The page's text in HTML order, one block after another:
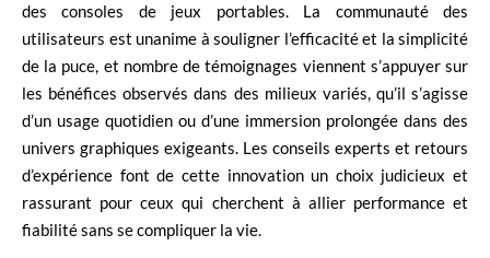
des consoles de jeux portables. La communauté des
utilisateurs est unanime à souligner l’efficacité et la simplicité
de la puce, et nombre de témoignages viennent s’appuyer sur
les bénéfices observés dans des milieux variés, qu’il s’agisse
d’un usage quotidien ou d’une immersion prolongée dans des
univers graphiques exigeants. Les conseils experts et retours
d’expérience font de cette innovation un choix judicieux et
rassurant pour ceux qui cherchent à allier performance et
fiabilité sans se compliquer la vie.